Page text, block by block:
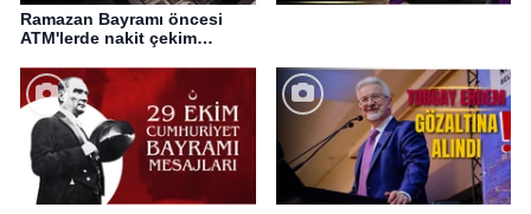
Ramazan Bayramı öncesi
ATM'lerde nakit çekim